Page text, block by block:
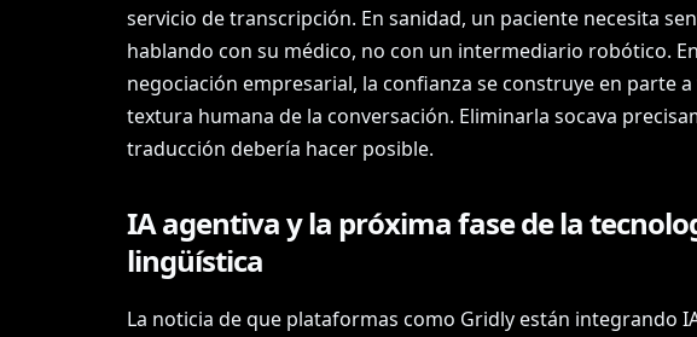
servicio de transcripción. En sanidad, un paciente necesita
hablando con su médico, no con un intermediario robótico.
negociación empresarial, la confianza se construye en parte a
textura humana de la conversación. Eliminarla socava
traducción debería hacer posible.
IA agentiva y la próxima fase de la
lingüística
La noticia de que plataformas como Gridly están integrando